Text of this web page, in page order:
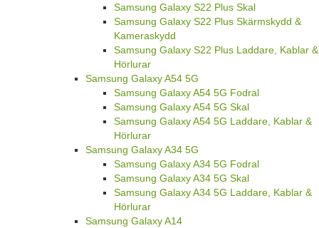
Samsung Galaxy S22 Plus Skal
Samsung Galaxy S22 Plus Skärmskydd &
Kameraskydd
Samsung Galaxy S22 Plus Laddare, Kablar &
Hörlurar
Samsung Galaxy A54 5G
Samsung Galaxy A54 5G Fodral
Samsung Galaxy A54 5G Skal
Samsung Galaxy A54 5G Laddare, Kablar &
Hörlurar
Samsung Galaxy A34 5G
Samsung Galaxy A34 5G Fodral
Samsung Galaxy A34 5G Skal
Samsung Galaxy A34 5G Laddare, Kablar &
Hörlurar
Samsung Galaxy A14